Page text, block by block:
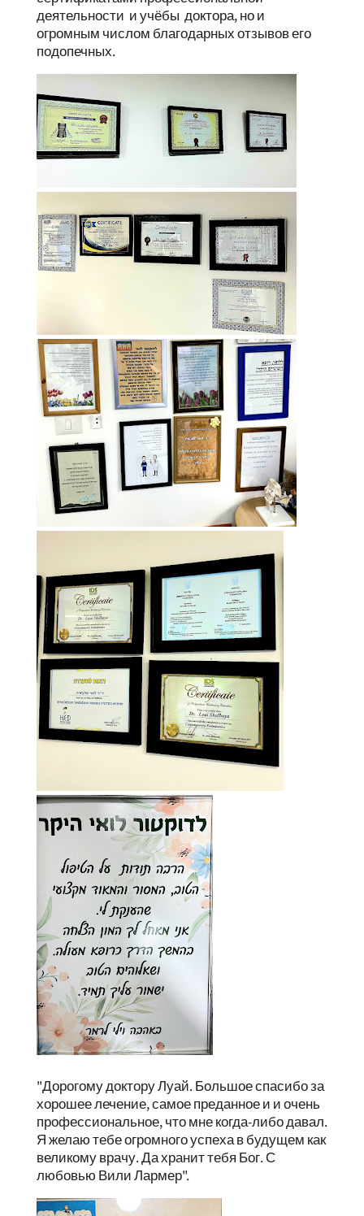
деятельности и учёбы доктора, но и
огромным числом благодарных отзывов его
подопечных.
"Дорогому доктору Луай. Большое спасибо за
хорошее лечение, самое преданное и и очень
профессиональное, что мне когда-либо давал.
Я желаю тебе огромного успеха в будущем как
великому врачу. Да хранит тебя Бог. С
любовью Вили Лармер".